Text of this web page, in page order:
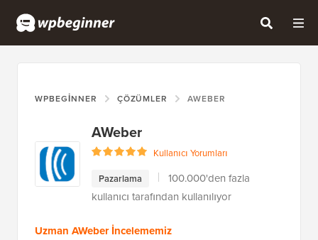
WPBEGINNER ÇÖZÜMLER AWEBER
AWeber
Kullanıcı Yorumları
Pazarlama
100.000'den fazla
kullanıcı tarafından kullanılıyor
Uzman AWeber İncelememiz